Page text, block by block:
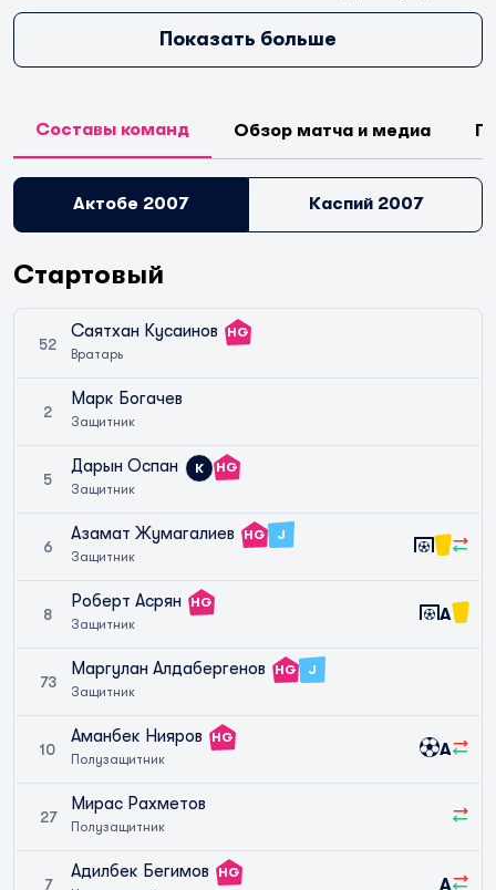
Показать больше
Составы команд Обзор матча и медиа
Актобе 2007 Каспий 2007
Стартовый
52
Саятхан Кусаинов
Вратарь
HG
2
Марк Богачев
Защитник
5
Дарын Оспан
Защитник
К HG
6
Азамат Жумагалиев
Защитник
HG J
8
Роберт Асрян
Защитник
HG
A
73
Маргулан Алдабергенов
Защитник
HG J
10
Аманбек Нияров
Полузащитник
HG
A
27
Мирас Рахметов
Полузащитник
7
Адилбек Бегимов HG
A